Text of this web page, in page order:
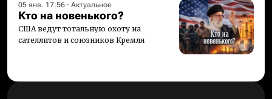
05 янв. 17:56 · Актуальное
Кто на новенького?
США ведут тотальную охоту на
сателлитов и союзников Кремля